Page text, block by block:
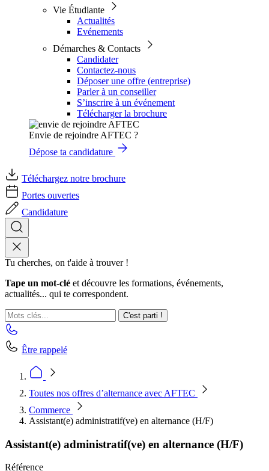
Vie Étudiante
Actualités
Evénements
Démarches & Contacts
Candidater
Contactez-nous
Déposer une offre (entreprise)
Parler à un conseiller
S’inscrire à un événement
Télécharger la brochure
Envie de rejoindre AFTEC ?
Dépose ta candidature
Téléchargez notre brochure
Portes ouvertes
Candidature
Tu cherches, on t'aide à trouver !
Tape un mot-clé et découvre les formations, événements,
actualités... qui te correspondent.
C'est parti !
Être rappelé
Toutes nos offres d’alternance avec AFTEC
Commerce
Assistant(e) administratif(ve) en alternance (H/F)
Assistant(e) administratif(ve) en alternance (H/F)
Référence